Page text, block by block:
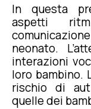
In questa
aspetti
neonato.
interazioni
loro bambino.
rischio di
quelle dei